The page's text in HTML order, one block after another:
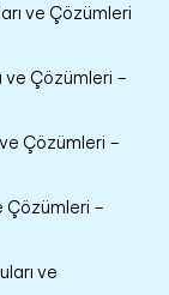
ve Çözümleri
ve Çözümleri –
ve Çözümleri –
Çözümleri –
ve